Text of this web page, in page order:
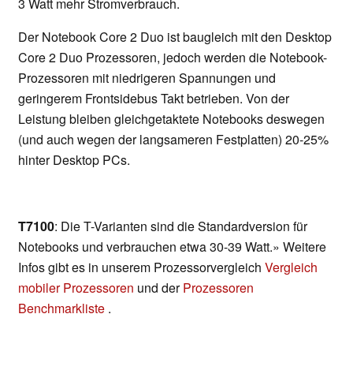
Der Notebook Core 2 Duo ist baugleich mit den Desktop
Core 2 Duo Prozessoren, jedoch werden die Notebook-
Prozessoren mit niedrigeren Spannungen und
geringerem Frontsidebus Takt betrieben. Von der
Leistung bleiben gleichgetaktete Notebooks deswegen
(und auch wegen der langsameren Festplatten) 20-25%
hinter Desktop PCs.
T7100: Die T-Varianten sind die Standardversion für
Notebooks und verbrauchen etwa 30-39 Watt.» Weitere
Infos gibt es in unserem Prozessorvergleich Vergleich
mobiler Prozessoren und derProzessoren
Benchmarkliste .